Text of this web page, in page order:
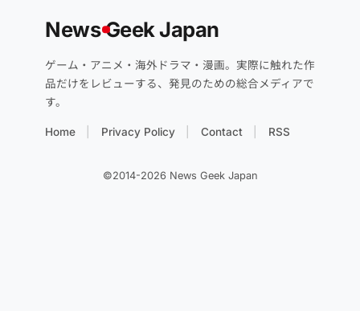
NewsGeek Japan
ゲーム・アニメ・海外ドラマ・漫画。実際に触れた作
品だけをレビューする、発見のための総合メディアで
す。
Home Privacy Policy Contact RSS
©2014-2026 News Geek Japan